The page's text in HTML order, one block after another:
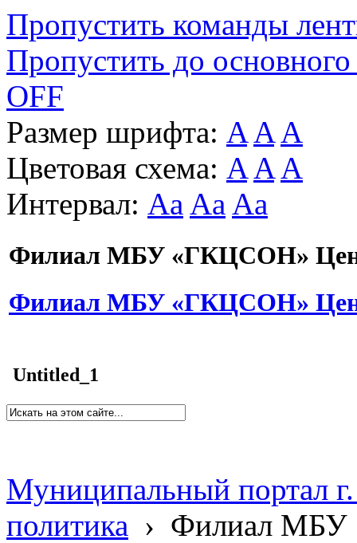
Пропустить команды
Пропустить до основного
OFF
Размер шрифта: A A A
Цветовая схема: A A A
Интервал: Aa Aa Aa
Филиал МБУ «ГКЦСОН»
Филиал МБУ «ГКЦСОН»
Untitled_1
Муниципальный портал
политика › Филиал МБУ